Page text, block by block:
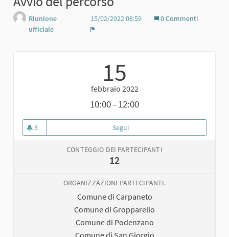
Riunione
ufficiale
15/02/2022 08:59
0 Commenti
15
febbraio 2022
10:00 - 12:00
3
3 sostenitori
Segui
CONTEGGIO DEI PARTECIPANTI
12
ORGANIZZAZIONI PARTECIPANTI.
Comune di Carpaneto
Comune di Gropparello
Comune di Podenzano
Comune di San Giorgio